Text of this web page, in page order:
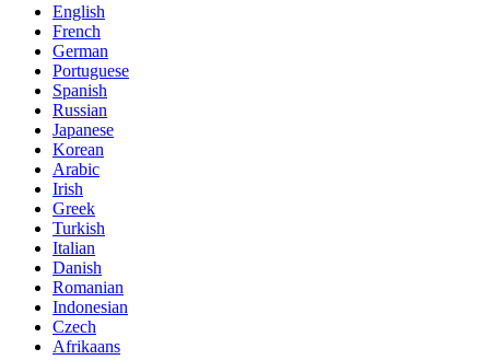
English
French
German
Portuguese
Spanish
Russian
Japanese
Korean
Arabic
Irish
Greek
Turkish
Italian
Danish
Romanian
Indonesian
Czech
Afrikaans